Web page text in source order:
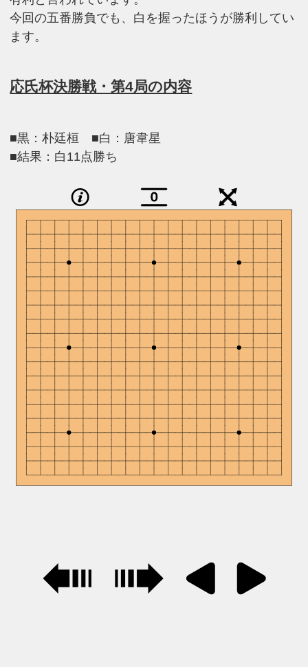
今回の五番勝負でも、白を握ったほうが勝利してい
ます。
応氏杯決勝戦・第4局の内容
■黒：朴廷桓 ■白：唐韋星
■結果：白11点勝ち
0